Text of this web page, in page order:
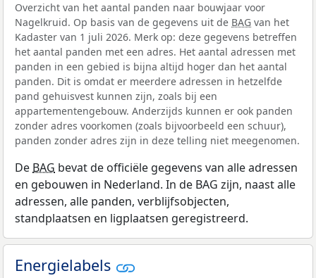
Overzicht van het aantal panden naar bouwjaar voor
Nagelkruid. Op basis van de gegevens uit de BAG van het
Kadaster van 1 juli 2026. Merk op: deze gegevens betreffen
het aantal panden met een adres. Het aantal adressen met
panden in een gebied is bijna altijd hoger dan het aantal
panden. Dit is omdat er meerdere adressen in hetzelfde
pand gehuisvest kunnen zijn, zoals bij een
appartementengebouw. Anderzijds kunnen er ook panden
zonder adres voorkomen (zoals bijvoorbeeld een schuur),
panden zonder adres zijn in deze telling niet meegenomen.
De BAG bevat de officiële gegevens van alle adressen
en gebouwen in Nederland. In de BAG zijn, naast alle
adressen, alle panden, verblijfsobjecten,
standplaatsen en ligplaatsen geregistreerd.
Energielabels